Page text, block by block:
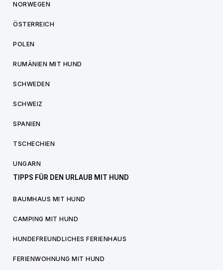
NORWEGEN
ÖSTERREICH
POLEN
RUMÄNIEN MIT HUND
SCHWEDEN
SCHWEIZ
SPANIEN
TSCHECHIEN
UNGARN
TIPPS FÜR DEN URLAUB MIT HUND
BAUMHAUS MIT HUND
CAMPING MIT HUND
HUNDEFREUNDLICHES FERIENHAUS
FERIENWOHNUNG MIT HUND